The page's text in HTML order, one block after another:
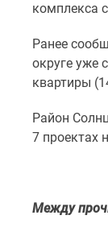
комнатные
Квартиры
ипотека
комплекса
Ранее
округе уже
квартиры
Район
7 проектах
Между